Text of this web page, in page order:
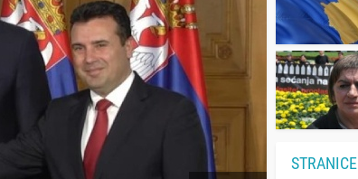
STRANICE